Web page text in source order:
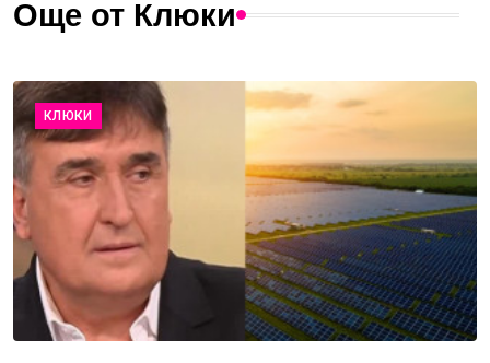
Още от Клюки
КЛЮКИ